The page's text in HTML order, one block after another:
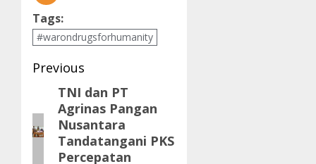
Tags:
#warondrugsforhumanity
Post
navigation
Previous
Previous
post:
TNI dan PT
Agrinas Pangan
Nusantara
Tandatangani PKS
Percepatan